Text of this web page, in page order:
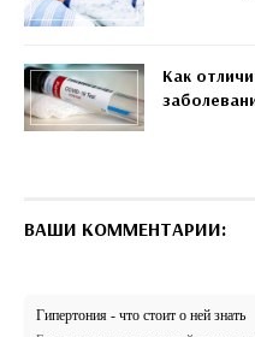
Как
ВАШИ КОММЕНТАРИИ:
Гипертония - что стоит о ней знать